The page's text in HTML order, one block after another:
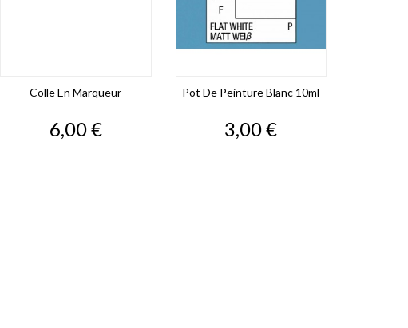
Colle En Marqueur
Prix
6,00 €
Pot De Peinture Blanc 10ml
Prix
3,00 €